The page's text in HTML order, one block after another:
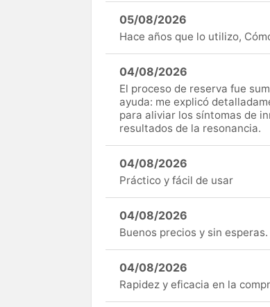
05/08/2026
Hace años que lo utilizo,
04/08/2026
El proceso de reserva fue
ayuda: me explicó
para aliviar los síntomas de
resultados de la resonancia.
04/08/2026
Práctico y fácil de usar
04/08/2026
Buenos precios y sin
04/08/2026
Rapidez y eficacia en la